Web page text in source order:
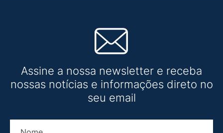
Assine a nossa newsletter e receba
nossas notícias e informações direto no
seu email